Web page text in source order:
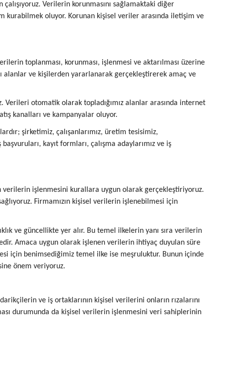
Verilerin korunmasını sağlamaktaki diğer
kurabilmek oluyor. Korunan kişisel veriler arasında iletişim ve
toplanması, korunması, işlenmesi ve aktarılması üzerine
alanlar ve kişilerden yararlanarak gerçekleştirerek amaç ve
otomatik olarak topladığımız alanlar arasında internet
kanalları ve kampanyalar oluyor.
şirketimiz, çalışanlarımız, üretim tesisimiz,
kayıt formları, çalışma adaylarımız ve iş
verilerin işlenmesini kurallara uygun olarak gerçekleştiriyoruz.
Firmamızın kişisel verilerin işlenebilmesi için
ve güncellikte yer alır. Bu temel ilkelerin yanı sıra verilerin
Amaca uygun olarak işlenen verilerin ihtiyaç duyulan süre
için benimsediğimiz temel ilke ise meşruluktur. Bunun içinde
önem veriyoruz.
ve iş ortaklarının kişisel verilerini onların rızalarını
durumunda da kişisel verilerin işlenmesini veri sahiplerinin